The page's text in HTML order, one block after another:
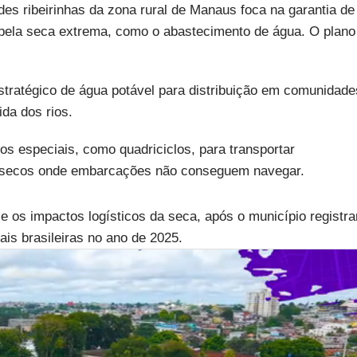
ribeirinhas da zona rural de Manaus foca na garantia de
seca extrema, como o abastecimento de água. O plano
de água potável para distribuição em
dos rios.
especiais, como quadriciclos, para transportar
onde embarcações não conseguem navegar.
os impactos logísticos da seca, após o município
brasileiras no ano de 2025.